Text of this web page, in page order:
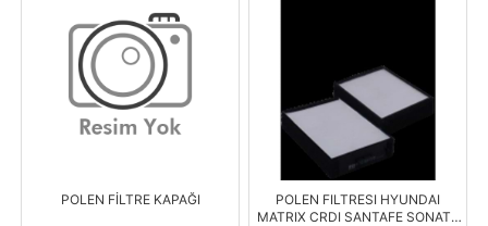
POLEN FİLTRE KAPAĞI
POLEN FILTRESI HYUNDAI
MATRIX CRDI SANTAFE SONATA